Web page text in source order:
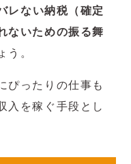
レない納税（確定
ないための振る舞
う。
ぴったりの仕事も
入を稼ぐ手段とし